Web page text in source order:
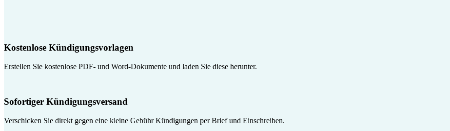
Kostenlose Kündigungsvorlagen
Erstellen Sie kostenlose PDF- und Word-Dokumente und laden Sie diese herunter.
Sofortiger Kündigungsversand
Verschicken Sie direkt gegen eine kleine Gebühr Kündigungen per Brief und Einschreiben.